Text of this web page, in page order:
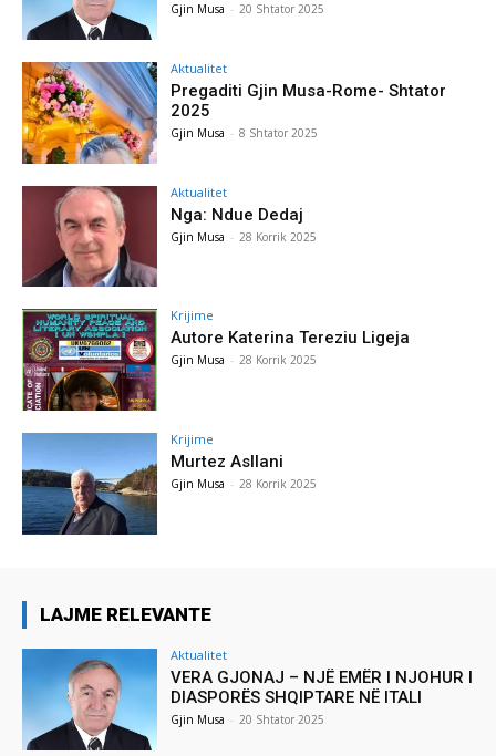
Gjin Musa - 20 Shtator 2025
Aktualitet
Pregaditi Gjin Musa-Rome- Shtator
2025
Gjin Musa - 8 Shtator 2025
Aktualitet
Nga: Ndue Dedaj
Gjin Musa - 28 Korrik 2025
Krijime
Autore Katerina Tereziu Ligeja
Gjin Musa - 28 Korrik 2025
Krijime
Murtez Asllani
Gjin Musa - 28 Korrik 2025
LAJME RELEVANTE
Aktualitet
VERA GJONAJ – NJË EMËR I NJOHUR I
DIASPORËS SHQIPTARE NË ITALI
Gjin Musa - 20 Shtator 2025